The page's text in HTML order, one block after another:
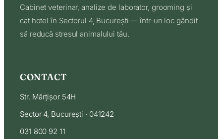
Cabinet veterinar, analize de laborator, grooming și
cat hotel în Sectorul 4, București — într-un loc gândit
să reducă stresul animalului tău.
CONTACT
Str. Mărțișor 54H
Sector 4, București · 041242
031 800 92 11